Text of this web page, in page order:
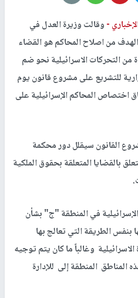
-وقالت وزيرة العدل في
من اصلاح المحاكم هو القضاء
التحركات الاسرائيلية نحو ضم
للتشريع على مشروع قانون يوم
اختصاص المحاكم الإسرائيلية على
القانون سيقلل دور محكمة
بالقضايا المتعلقة بحقوق الملكية
في المنطقة "ج" بشأن
بنفس الطريقة التي تعالج بها
وغالباً ما كان يتم توجيه
المنطقة إلى للإدارة